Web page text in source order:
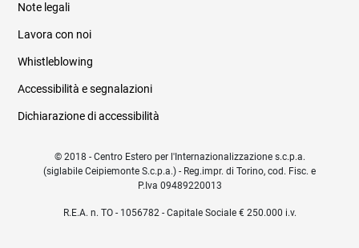
Note legali
Lavora con noi
Whistleblowing
Accessibilità e segnalazioni
Dichiarazione di accessibilità
© 2018 - Centro Estero per l'Internazionalizzazione s.c.p.a.
(siglabile Ceipiemonte S.c.p.a.) - Reg.impr. di Torino, cod. Fisc. e
P.Iva 09489220013
R.E.A. n. TO - 1056782 - Capitale Sociale € 250.000 i.v.